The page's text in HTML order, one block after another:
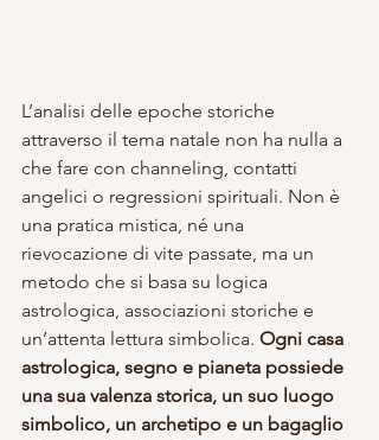
L’analisi delle epoche storiche
attraverso il tema natale non ha nulla a
che fare con channeling, contatti
angelici o regressioni spirituali. Non è
una pratica mistica, né una
rievocazione di vite passate, ma un
metodo che si basa su logica
astrologica, associazioni storiche e
un’attenta lettura simbolica. Ogni casa
astrologica, segno e pianeta possiede
una sua valenza storica, un suo luogo
simbolico, un archetipo e un bagaglio